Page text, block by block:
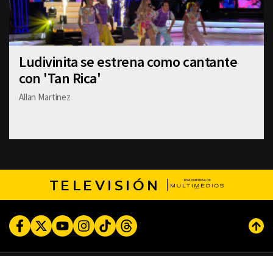
Ludivinita se estrena como cantante
con 'Tan Rica'
Allan Martinez
TELEVISIÓN
FacebookTwitterYoutubeInstagram
TikTokThreads